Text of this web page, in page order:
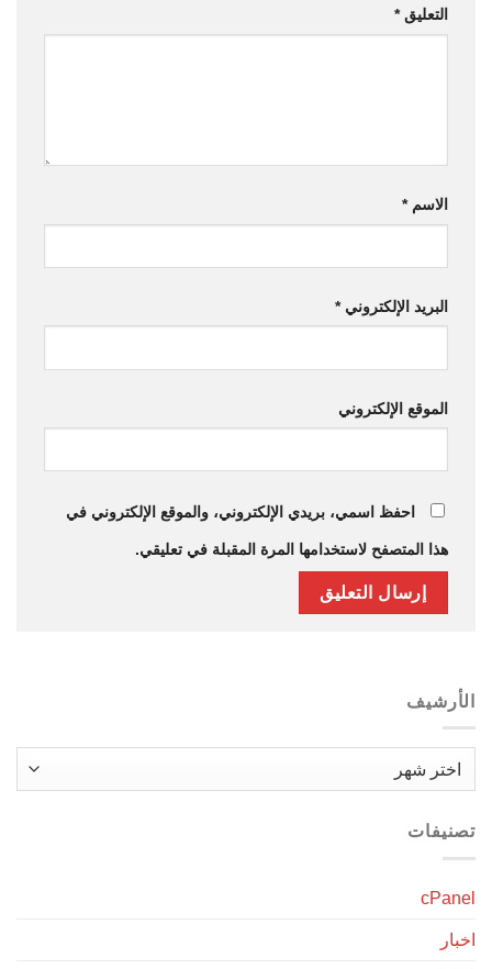
التعليق*
الاسم*
البريد الإلكتروني*
الموقع الإلكتروني
احفظ اسمي، بريدي الإلكتروني، والموقع الإلكتروني في
هذا المتصفح لاستخدامها المرة المقبلة في تعليقي.
الأرشيف
الأرشيف
تصنيفات
cPanel
اخبار